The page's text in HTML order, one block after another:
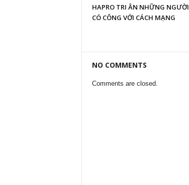
HAPRO TRI ÂN NHỮNG NGƯỜI
CÓ CÔNG VỚI CÁCH MẠNG
NO COMMENTS
Comments are closed.